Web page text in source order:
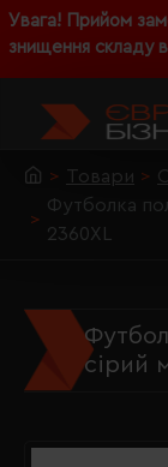
Увага! Прийом
знищення складу
Товари
Футболка
2360XL
сірий